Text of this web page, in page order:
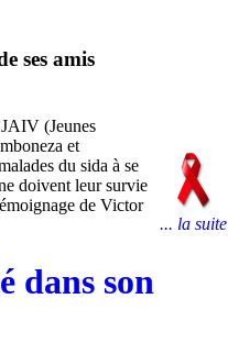
ses amis
(Jeunes
et
du sida à se
doivent leur survie
de Victor
... la suite
dans son